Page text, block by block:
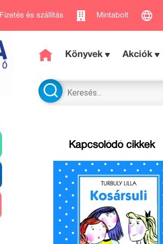
Fizetés és szállítás Mintabolt
Könyvek Akciók
Kapcsolódó cikkek